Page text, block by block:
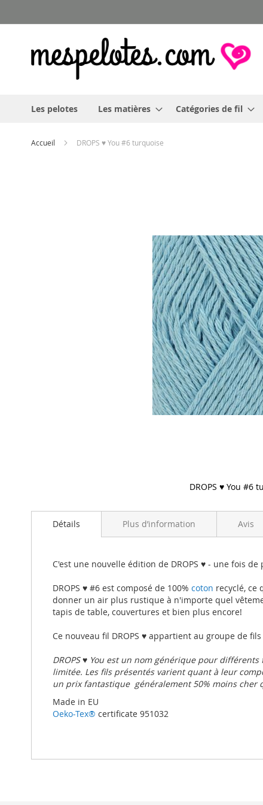
au
Les pelotes Les matières Catégories de fil
Accueil DROPS ♥ You #6 turquoise
DROPS ♥ You #6
to
gallery
Détails
C'est une nouvelle édition de DROPS ♥ - une fois de
DROPS ♥ #6 est composé de 100% coton recyclé, ce
donner un air plus rustique à n'importe quel
tapis de table, couvertures et bien plus encore!
Ce nouveau fil DROPS ♥ appartient au groupe de
DROPS ♥ You est un nom générique pour
limitée. Les fils présentés varient quant à leur
un prix fantastique  généralement 50% moins
Made in EU
Oeko-Tex® certificate 951032
Plus d’information Avis